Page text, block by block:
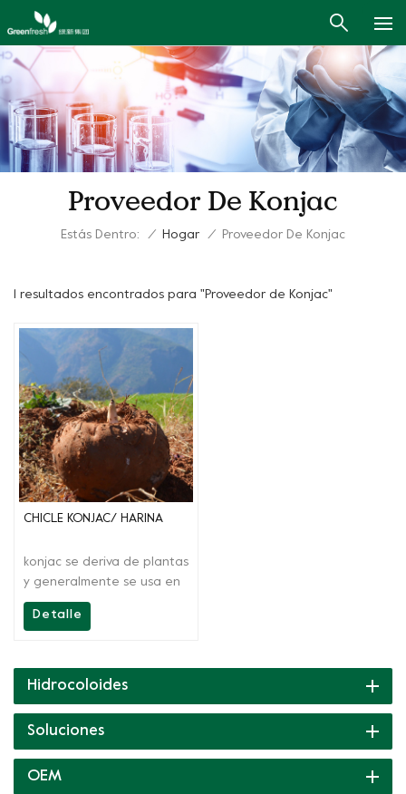
Proveedor De Konjac
Estás Dentro: / Hogar / Proveedor De Konjac
1 resultados encontrados para "Proveedor de Konjac"
CHICLE KONJAC/ HARINA
konjac se deriva de plantas
y generalmente se usa en
productos alimenticioss
como sustitutos
bebidas, fideos, jaleas,
productos cárnicos.
Detalle
Hidrocoloides
Soluciones
OEM